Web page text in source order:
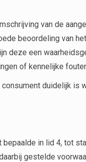
van de
beoordeling van
deze een
of kennelijke
duidelijk is
in lid 4, tot
gestelde